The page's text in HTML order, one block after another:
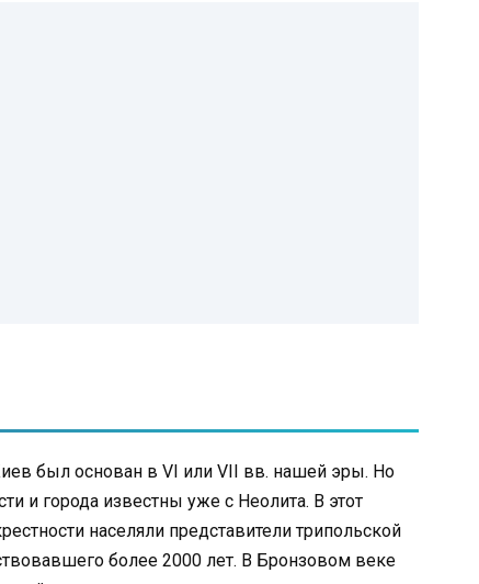
был основан в VI или VII вв. нашей эры. Но
и города известны уже с Неолита. В этот
населяли представители трипольской
более 2000 лет. В Бронзовом веке